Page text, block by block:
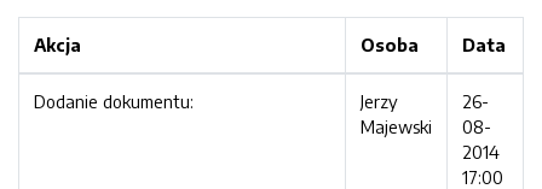
Akcja Osoba Data
Dodanie dokumentu:
Jerzy
Majewski
26-
08-
2014
17:00